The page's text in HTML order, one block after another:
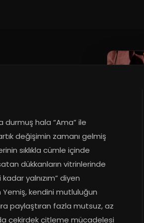
hala “Ama” ile
değişimin zamanı gelmiş
sıklıkla cümle içinde
dükkanların vitrinlerinde
yalnızım” diyen
kendini mutluluğun
paylaştıran fazla mutsuz, az
çekirdek çitleme mücadelesi